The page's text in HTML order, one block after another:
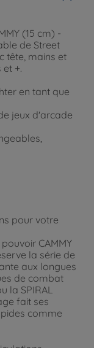
(15 cm) -
de Street
tête, mains et
+.
en tant que
jeux d'arcade
pour votre
CAMMY
la série de
aux longues
de combat
la SPIRAL
fait ses
comme